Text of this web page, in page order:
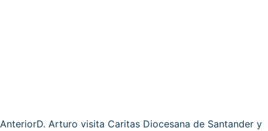
AnteriorD. Arturo visita Caritas Diocesana de Santander y